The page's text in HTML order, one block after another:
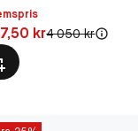
037,50 kr
krOriginal pris:
4 050 kr